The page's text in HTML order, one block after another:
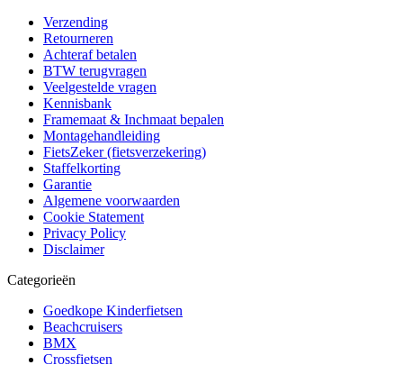
Verzending
Retourneren
Achteraf betalen
BTW terugvragen
Veelgestelde vragen
Kennisbank
Framemaat & Inchmaat bepalen
Montagehandleiding
FietsZeker (fietsverzekering)
Staffelkorting
Garantie
Algemene voorwaarden
Cookie Statement
Privacy Policy
Disclaimer
Categorieën
Goedkope Kinderfietsen
Beachcruisers
BMX
Crossfietsen